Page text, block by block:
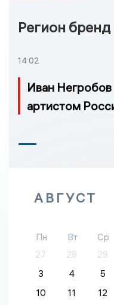
Регион бренд
14:02
Иван
артистом
АВГУСТ
Пн Вт Ср
27
28 29
3
4 5
10
11 12